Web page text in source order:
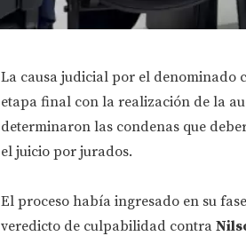
La causa judicial por el denominado
etapa final con la realización de la
determinaron las condenas que
el juicio por jurados.
El proceso había ingresado en su
veredicto de culpabilidad contra